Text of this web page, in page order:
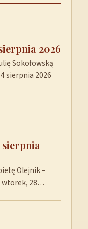
2026
Sokołowską
sierpnia 2026
sierpnia
Olejnik –
wtorek, 28…